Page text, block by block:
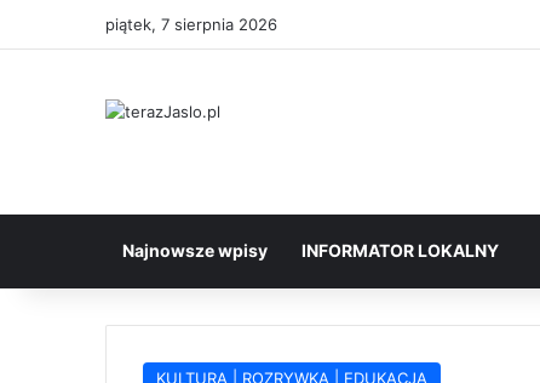
piątek, 7 sierpnia 2026
Najnowsze wpisy INFORMATOR LOKALNY
KULTURA | ROZRYWKA | EDUKACJA